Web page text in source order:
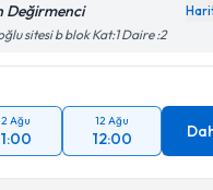
Değirmenci
sitesi b blok Kat:1 Daire :2
Ağu 12 Ağu
12:00